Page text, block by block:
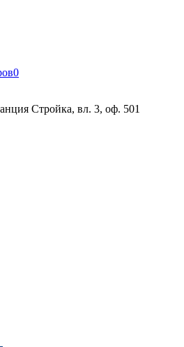
0
Стройка, вл. 3, оф. 501